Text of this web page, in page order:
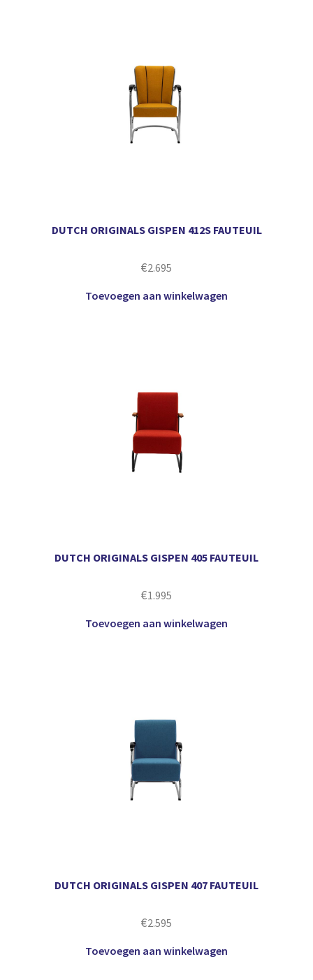
DUTCH ORIGINALS GISPEN 412S FAUTEUIL
€2.695
Toevoegen aan winkelwagen
DUTCH ORIGINALS GISPEN 405 FAUTEUIL
€1.995
Toevoegen aan winkelwagen
DUTCH ORIGINALS GISPEN 407 FAUTEUIL
€2.595
Toevoegen aan winkelwagen